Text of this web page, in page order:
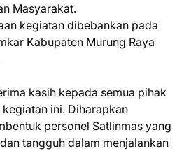
Masyarakat.
kegiatan dibebankan pada
Kabupaten Murung Raya
kasih kepada semua pihak
ini. Diharapkan
personel Satlinmas yang
tangguh dalam menjalankan